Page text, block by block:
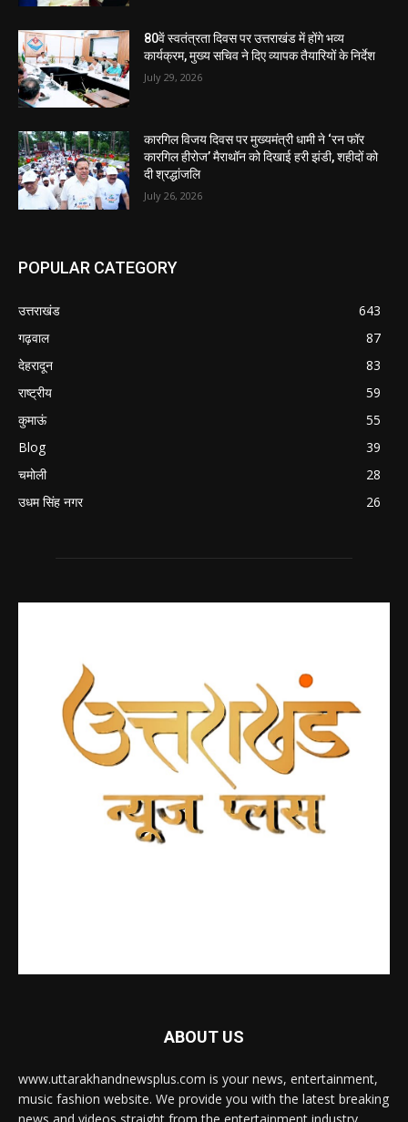
80वें स्वतंत्रता दिवस पर उत्तराखंड में होंगे भव्य
कार्यक्रम, मुख्य सचिव ने दिए व्यापक तैयारियों के निर्देश
July 29, 2026
कारगिल विजय दिवस पर मुख्यमंत्री धामी ने ‘रन फॉर
कारगिल हीरोज’ मैराथॉन को दिखाई हरी झंडी, शहीदों को
दी श्रद्धांजलि
July 26, 2026
POPULAR CATEGORY
उत्तराखंड
643
गढ़वाल
87
देहरादून
83
राष्ट्रीय
59
कुमाऊं
55
Blog
39
चमोली
28
उधम सिंह नगर
26
ABOUT US
www.uttarakhandnewsplus.com is your news, entertainment,
music fashion website. We provide you with the latest breaking